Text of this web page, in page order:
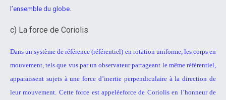
l’ensemble du globe.
c) La force de Coriolis
Dans un système de référence (référentiel) en rotation uniforme, les corps en
mouvement, tels que vus par un observateur partageant le même référentiel,
apparaissent sujets à une force d’inertie perpendiculaire à la direction de
leur mouvement. Cette force est appeléeforce de Coriolis en l’honneur de